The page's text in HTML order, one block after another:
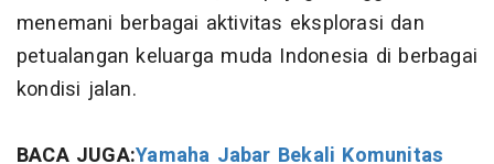
menemani berbagai aktivitas eksplorasi dan
petualangan keluarga muda Indonesia di berbagai
kondisi jalan.
BACA JUGA:Yamaha Jabar Bekali Komunitas